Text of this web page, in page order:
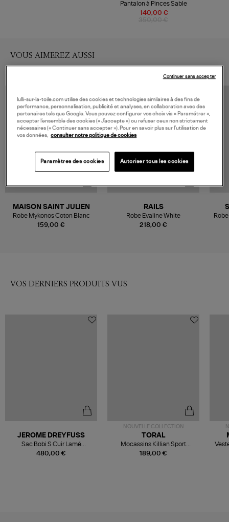
140,00 €
Pantalon à Pinces Sable
VOUS AIMEREZ AUSSI
159,00 €
MAISON SAINT JULIEN
Robe Mykonos Coton Blanc
218,00 €
RAILS
Robe Evaline White
VOS DERNIERS PRODUITS VUS
480,00 €
JEROME DREYFUSS
Sac Bobi S Cuir Lamé
Champagne
NOUVELLE COLLECTION
189,00 €
TORAL
Mocassins Killian Sport
Mousse
lulli-sur-la-toile.com utilise des cookies et technologies similaires à des fins de
performance, personnalisation, publicité et analyses, en collaboration avec des
partenaires tels que Google. Vous pouvez configurer vos choix via « Paramétrer »,
accepter l’ensemble des cookies (« J’accepte ») ou refuser ceux non strictement
nécessaires (« Continuer sans accepter »). Pour en savoir plus sur l’utilisation de
vos données, consulter notre politique de cookies
Paramètres des cookies Autoriser tous les cookies
Continuer sans accepter